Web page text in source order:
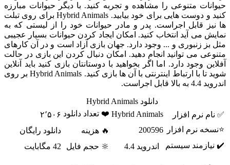
حیوانات متنوعی را مشاهده و تجربه کنید. با دیگر حیوانات مبارزه
کنید و دوست هایی برای خود بیابید. Hybrid Animals برای روی تبلت
ها نیز قابل اجراست. پدر و مادر حیوانات خود را از لیستی که به
نمایش می آید انتخاب کنید. امکان ایجاد کردن حیوانات بسیار عجیبی
مثل بز زنبوری و ... وجود دارد. جهان بازی آزاد است و در آن کارهای
متنوعی می توانید انجام دهید. امکان دنبال کردن این بازی در حالت
آفلاین وجود دارد. اما اگر بخواهید با دوستانتان بازی کنید باید آنلاین
شوید تا با ارتباط اینترنتی با آن ها بازی کنید. Hybrid Animals بر روی
اندروید 4.4 به بالا قابل اجراست.
دانلود Hybrid Animals
✅ نام نرم افزار
Hybrid Animals ❤️ تعداد دانلود ۲٬۵۰۶
⭐نسخه نرم افزار
200596 🔥 هزینه
دانلود رایگان
✔️ نیازمند سیستم
اندروید 4.4 🔆 حجم فایل 42 مگابایت